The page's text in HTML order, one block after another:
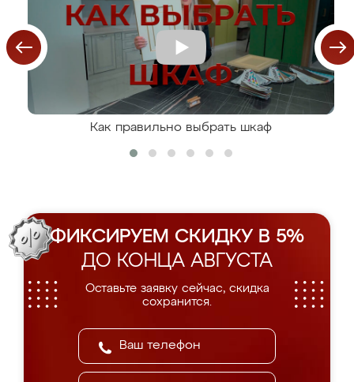
Как правильно выбрать шкаф
ФИКСИРУЕМ СКИДКУ В 5%
ДО КОНЦА АВГУСТА
Оставьте заявку сейчас, скидка
сохранится.